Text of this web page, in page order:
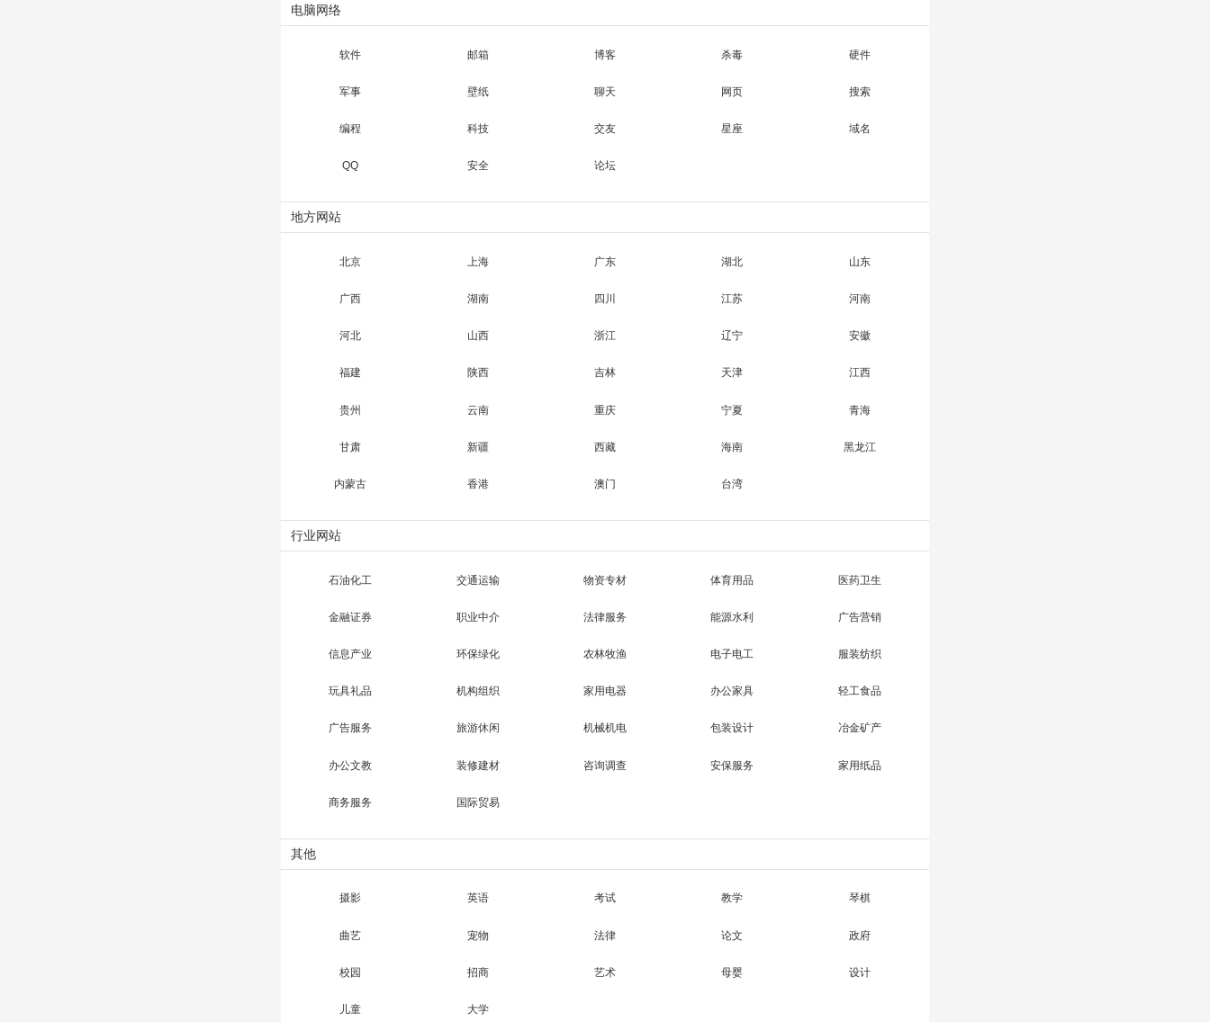
电脑网络
软件 邮箱 博客 杀毒 硬件
军事 壁纸 聊天 网页 搜索
编程 科技 交友 星座 域名
QQ 安全 论坛
地方网站
北京 上海 广东 湖北 山东
广西 湖南 四川 江苏 河南
河北 山西 浙江 辽宁 安徽
福建 陕西 吉林 天津 江西
贵州 云南 重庆 宁夏 青海
甘肃 新疆 西藏 海南 黑龙江
内蒙古 香港 澳门 台湾
行业网站
石油化工 交通运输 物资专材 体育用品 医药卫生
金融证券 职业中介 法律服务 能源水利 广告营销
信息产业 环保绿化 农林牧渔 电子电工 服装纺织
玩具礼品 机构组织 家用电器 办公家具 轻工食品
广告服务 旅游休闲 机械机电 包装设计 冶金矿产
办公文教 装修建材 咨询调查 安保服务 家用纸品
商务服务 国际贸易
其他
摄影 英语 考试 教学 琴棋
曲艺 宠物 法律 论文 政府
校园 招商 艺术 母婴 设计
儿童 大学